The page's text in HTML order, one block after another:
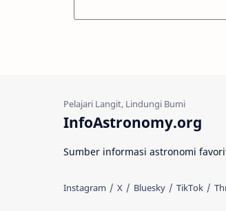
InfoAstronomy.org
Sumber informasi astronomi